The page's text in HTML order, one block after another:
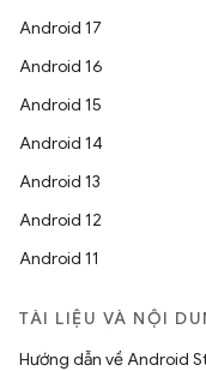
Android 17
Android 16
Android 15
Android 14
Android 13
Android 12
Android 11
TÀI LIỆU VÀ NỘI
Hướng dẫn về Android